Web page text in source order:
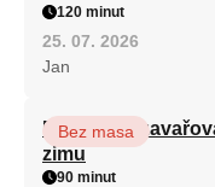
120 minut
25. 07. 2026
Jan
Babiččino
zimu
Bez masa
90 minut